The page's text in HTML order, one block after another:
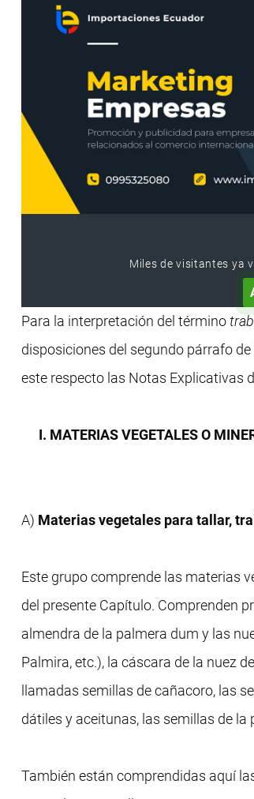
Miles de visitantes ya
Para la interpretación del término
disposiciones del segundo párrafo
este respecto las Notas Explicativas
I. MATERIAS VEGETALES O
A) Materias vegetales para tallar,
Este grupo comprende las materias
del presente Capítulo. Comprenden
almendra de la palmera dum y las
Palmira, etc.), la cáscara de la nuez
llamadas semillas de cañacoro, las
dátiles y aceitunas, las semillas de
También están comprendidas aquí